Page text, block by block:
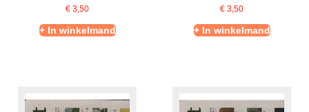
€ 3,50
+ In winkelmand
€ 3,50
+ In winkelmand